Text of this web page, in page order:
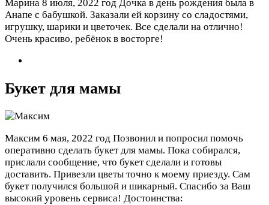
Марина 8 июля, 2022 год Дочка в день рождения была в
Анапе с бабушкой. Заказали ей корзину со сладостями,
игрушку, шарики и цветочек. Все сделали на отлично!
Очень красиво, ребёнок в восторге!
Букет для мамы
Максим 6 мая, 2022 год Позвонил и попросил помочь
оперативно сделать букет для мамы. Пока собирался,
прислали сообщение, что букет сделали и готовы
доставить. Привезли цветы точно к моему приезду. Сам
букет получился большой и шикарный. Спасибо за Ваш
высокий уровень сервиса! Достоинства: